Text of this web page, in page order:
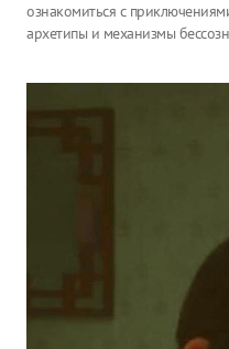
ознакомиться с
архетипы и механизмы